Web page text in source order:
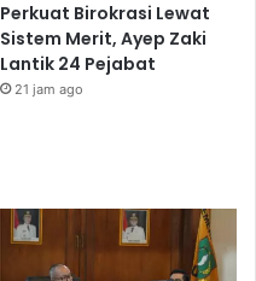
Perkuat Birokrasi Lewat
Sistem Merit, Ayep Zaki
Lantik 24 Pejabat
21 jam ago